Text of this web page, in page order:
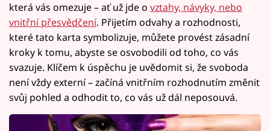
která vás omezuje – ať už jde o vztahy, návyky, nebo
vnitřní přesvědčení. Přijetím odvahy a rozhodnosti,
které tato karta symbolizuje, můžete provést zásadní
kroky k tomu, abyste se osvobodili od toho, co vás
svazuje. Klíčem k úspěchu je uvědomit si, že svoboda
není vždy externí – začíná vnitřním rozhodnutím změnit
svůj pohled a odhodit to, co vás už dál neposouvá.